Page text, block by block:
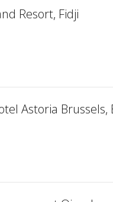
Resort, Fidji
Astoria Brussels,